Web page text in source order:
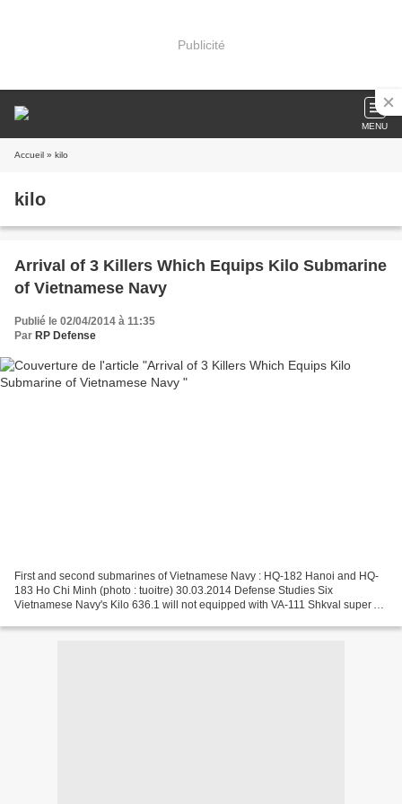
Publicité
MENU
Accueil » kilo
kilo
Arrival of 3 Killers Which Equips Kilo Submarine
of Vietnamese Navy
Publié le 02/04/2014 à 11:35
Par RP Defense
First and second submarines of Vietnamese Navy : HQ-182 Hanoi and HQ-
183 Ho Chi Minh (photo : tuoitre) 30.03.2014 Defense Studies Six
Vietnamese Navy's Kilo 636.1 will not equipped with VA-111 Shkval super